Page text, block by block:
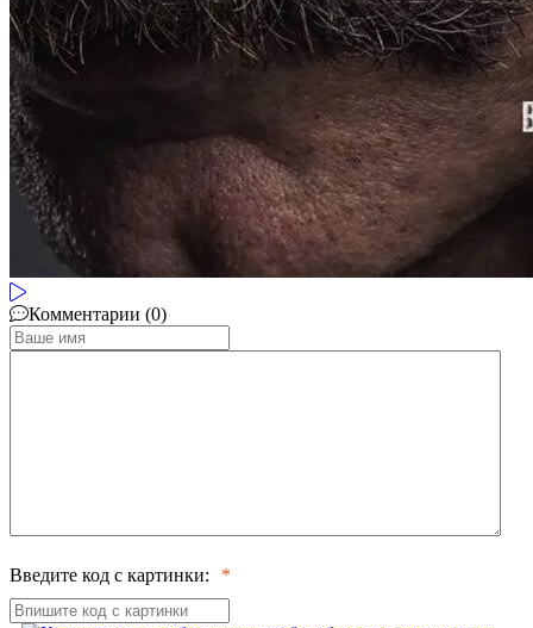
Комментарии (0)
Введите код с картинки: